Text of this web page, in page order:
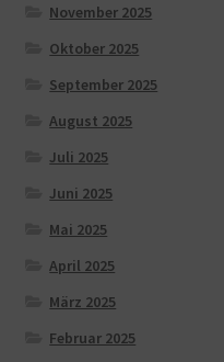
November 2025
Oktober 2025
September 2025
August 2025
Juli 2025
Juni 2025
Mai 2025
April 2025
März 2025
Februar 2025